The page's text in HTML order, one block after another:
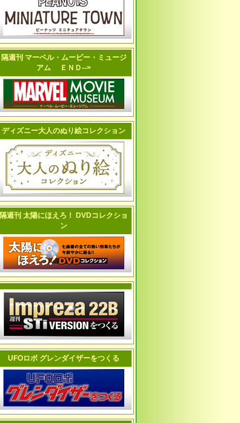
隔週刊 マーベル・ムービー・ミュージ
アム ＥＮＤ-->
ディズニー大人のぬり絵コレクション
隔週刊 太陽にほえろ！ DVDコレクショ
ン
UFOロボ グレンダイザーをつくる